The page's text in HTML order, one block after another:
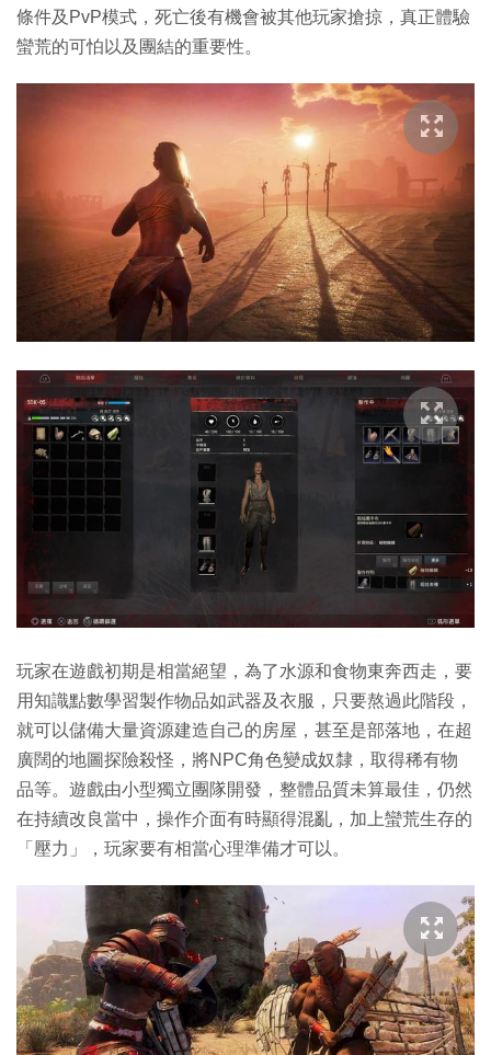
條件及PvP模式，死亡後有機會被其他玩家搶掠，真正體驗
蠻荒的可怕以及團結的重要性。
玩家在遊戲初期是相當絕望，為了水源和食物東奔西走，要
用知識點數學習製作物品如武器及衣服，只要熬過此階段，
就可以儲備大量資源建造自己的房屋，甚至是部落地，在超
廣闊的地圖探險殺怪，將NPC角色變成奴隸，取得稀有物
品等。遊戲由小型獨立團隊開發，整體品質未算最佳，仍然
在持續改良當中，操作介面有時顯得混亂，加上蠻荒生存的
「壓力」，玩家要有相當心理準備才可以。